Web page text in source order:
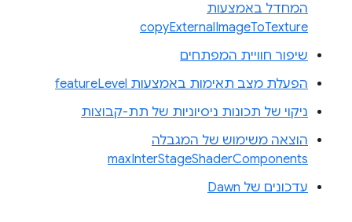
המחדל באמצעות
copyExternalImageToTexture
שיפור חוויית המפתחים
הפעלת מצב תאימות באמצעות featureLevel
ניקוי של תכונות ניסיוניות של תת-קבוצות
הוצאה משימוש של המגבלה
maxInterStageShaderComponents
עדכונים של Dawn